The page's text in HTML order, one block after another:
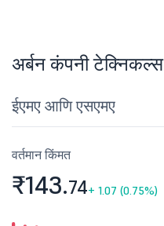
अर्बन कंपनी टेक्निकल्स
ईएमए आणि एसएमए
वर्तमान किंमत
₹143.74+ 1.07 (0.75%)